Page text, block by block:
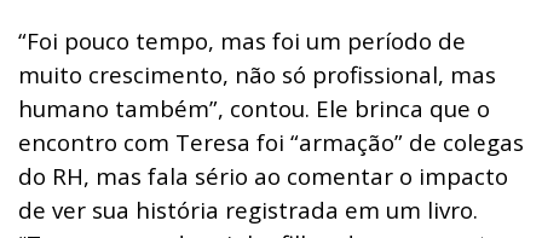
“Foi pouco tempo, mas foi um período de
muito crescimento, não só profissional, mas
humano também”, contou. Ele brinca que o
encontro com Teresa foi “armação” de colegas
do RH, mas fala sério ao comentar o impacto
de ver sua história registrada em um livro.